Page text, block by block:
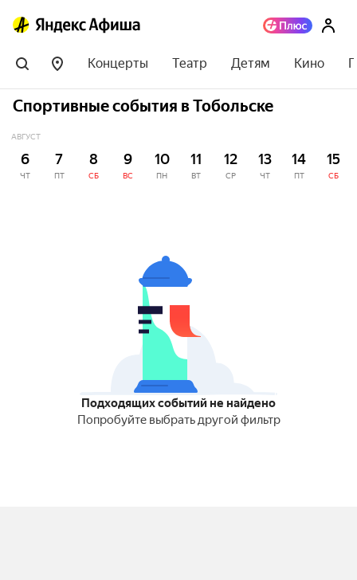
Концерты Театр Детям Кино
Спортивные события в Тобольске
АВГУСТ
6
ЧТ
7
ПТ
8
СБ
9
ВС
10
ПН
11
ВТ
12
СР
13
ЧТ
14
ПТ
15
СБ
Подходящих событий не найдено
Попробуйте выбрать другой фильтр